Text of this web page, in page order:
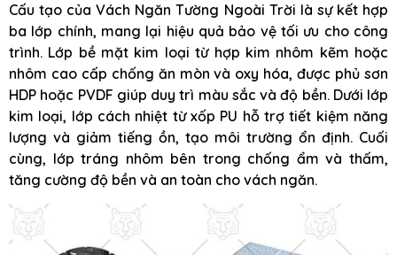
Cấu tạo của Vách Ngăn Tường Ngoài Trời là sự kết hợp
ba lớp chính, mang lại hiệu quả bảo vệ tối ưu cho công
trình. Lớp bề mặt kim loại từ hợp kim nhôm kẽm hoặc
nhôm cao cấp chống ăn mòn và oxy hóa, được phủ sơn
HDP hoặc PVDF giúp duy trì màu sắc và độ bền. Dưới lớp
kim loại, lớp cách nhiệt từ xốp PU hỗ trợ tiết kiệm năng
lượng và giảm tiếng ồn, tạo môi trường ổn định. Cuối
cùng, lớp tráng nhôm bên trong chống ẩm và thấm,
tăng cường độ bền và an toàn cho vách ngăn.